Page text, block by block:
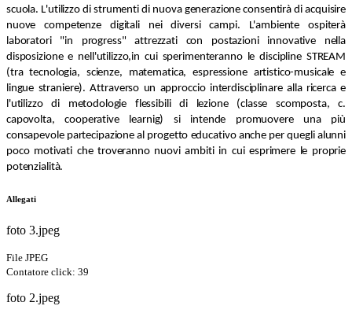
scuola. L'utilizzo di strumenti di nuova generazione consentirà di acquisire
nuove competenze digitali nei diversi campi. L'ambiente ospiterà
laboratori "in progress" attrezzati con postazioni innovative nella
disposizione e nell'utilizzo,in cui sperimenteranno le discipline STREAM
(tra tecnologia, scienze, matematica, espressione artistico-musicale e
lingue straniere). Attraverso un approccio interdisciplinare alla ricerca e
l'utilizzo di metodologie flessibili di lezione (classe scomposta, c.
capovolta, cooperative learnig) si intende promuovere una più
consapevole partecipazione al progetto educativo anche per quegli alunni
poco motivati che troveranno nuovi ambiti in cui esprimere le proprie
potenzialità.
Allegati
foto 3.jpeg
File JPEG
Contatore click: 39
foto 2.jpeg